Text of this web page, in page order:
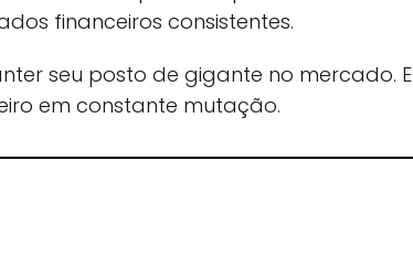
financeiros consistentes.
seu posto de gigante no mercado. E
em constante mutação.